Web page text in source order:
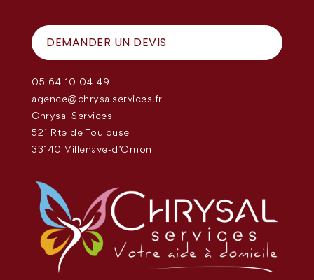
DEMANDER UN DEVIS
05 64 10 04 49
agence@chrysalservices.fr
Chrysal Services
521 Rte de Toulouse
33140 Villenave-d'Ornon